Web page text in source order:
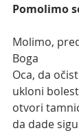
Pomolimo
Molimo,
Boga
Oca, da
ukloni
otvori
da dade